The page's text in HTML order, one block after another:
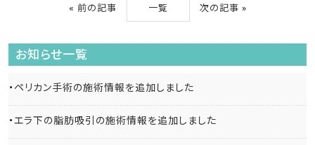
« 前の記事 一覧 次の記事 »
お知らせ一覧
ペリカン手術の施術情報を追加しました
エラ下の脂肪吸引の施術情報を追加しました